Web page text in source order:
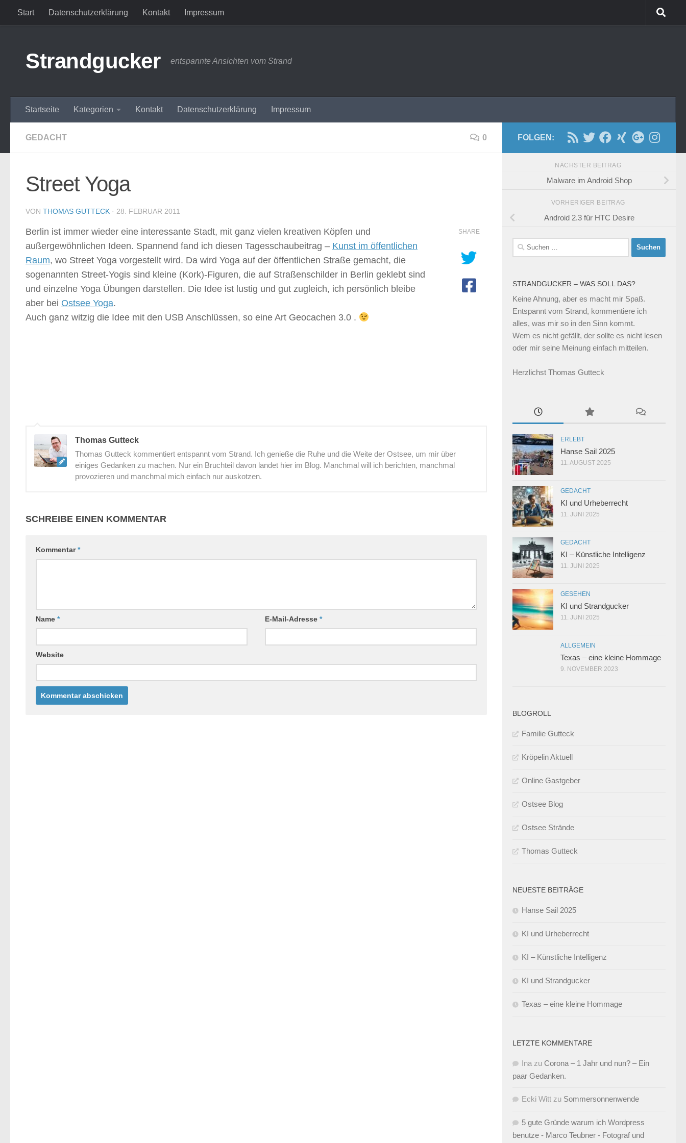
Zum Inhalt springen
Start Datenschutzerklärung Kontakt Impressum
Strandgucker entspannte Ansichten vom Strand
Startseite Kategorien Kontakt Datenschutzerklärung Impressum
GEDACHT 0
Street Yoga
VON THOMAS GUTTECK · 28. FEBRUAR 2011
Berlin ist immer wieder eine interessante Stadt, mit ganz vielen kreativen Köpfen und
außergewöhnlichen Ideen. Spannend fand ich diesen Tagesschaubeitrag – Kunst im öffentlichen
Raum, wo Street Yoga vorgestellt wird. Da wird Yoga auf der öffentlichen Straße gemacht, die
sogenannten Street-Yogis sind kleine (Kork)-Figuren, die auf Straßenschilder in Berlin geklebt sind
und einzelne Yoga Übungen darstellen. Die Idee ist lustig und gut zugleich, ich persönlich bleibe
aber bei Ostsee Yoga.
Auch ganz witzig die Idee mit den USB Anschlüssen, so eine Art Geocachen 3.0 .
SHARE
Thomas Gutteck
Thomas Gutteck kommentiert entspannt vom Strand. Ich genieße die Ruhe und die Weite der Ostsee, um mir über
einiges Gedanken zu machen. Nur ein Bruchteil davon landet hier im Blog. Manchmal will ich berichten, manchmal
provozieren und manchmal mich einfach nur auskotzen.
SCHREIBE EINEN KOMMENTAR
Kommentar*
Name * E-Mail-Adresse*
Website
FOLGEN:
NÄCHSTER BEITRAG
Malware im Android Shop
VORHERIGER BEITRAG
Android 2.3 für HTC Desire
Suchen
nach:
STRANDGUCKER – WAS SOLL DAS?
Keine Ahnung, aber es macht mir Spaß.
Entspannt vom Strand, kommentiere ich
alles, was mir so in den Sinn kommt.
Wem es nicht gefällt, der sollte es nicht lesen
oder mir seine Meinung einfach mitteilen.
Herzlichst Thomas Gutteck
ERLEBT
Hanse Sail 2025
11. AUGUST 2025
GEDACHT
KI und Urheberrecht
11. JUNI 2025
GEDACHT
KI – Künstliche Intelligenz
11. JUNI 2025
GESEHEN
KI und Strandgucker
11. JUNI 2025
ALLGEMEIN
Texas – eine kleine Hommage
9. NOVEMBER 2023
BLOGROLL
Familie Gutteck
Kröpelin Aktuell
Online Gastgeber
Ostsee Blog
Ostsee Strände
Thomas Gutteck
NEUESTE BEITRÄGE
Hanse Sail 2025
KI und Urheberrecht
KI – Künstliche Intelligenz
KI und Strandgucker
Texas – eine kleine Hommage
LETZTE KOMMENTARE
Ina zu Corona – 1 Jahr und nun? – Ein
paar Gedanken.
Ecki Witt zu Sommersonnenwende
5 gute Gründe warum ich Wordpress
benutze - Marco Teubner - Fotograf und